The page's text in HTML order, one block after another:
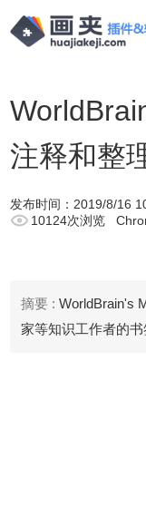
注释和整
发布时间： 2019/8/16
10124次浏览
摘要 : WorldBrain's
家等知识工作者的书